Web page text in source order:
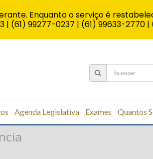
Agenda Legislativa Exames Quantos
Enquanto o serviço é
| (61) 99277-0237 | (61) 99633-2770 |